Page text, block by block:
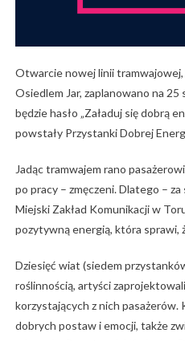
Otwarcie nowej linii tramwajowej,
Osiedlem Jar, zaplanowano na
będzie hasło „Załaduj się dobrą
powstały Przystanki Dobrej
Jadąc tramwajem rano
po pracy – zmęczeni. Dlatego –
Miejski Zakład Komunikacji w
pozytywną energią, która sprawi,
Dziesięć wiat (siedem
roślinnością, artyści
korzystających z nich pasażerów.
dobrych postaw i emocji, także